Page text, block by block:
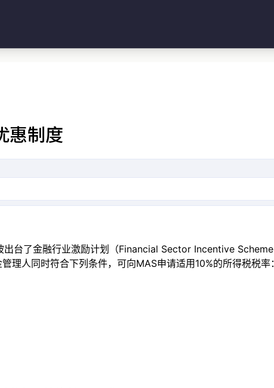
惠制度
台了金融行业激励计划（Financial Sector Incentive Scheme
人同时符合下列条件，可向MAS申请适用10%的所得税税率：